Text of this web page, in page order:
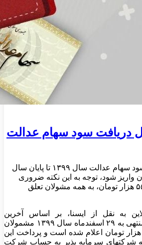
دریافت سود سهام عدالت
در حالی که قرار است سود سهام عدالت سال ۱۳۹۹ تا پایان سال
شود، توجه به این نکته ضروری
است که مبلغ اعلامی ۵۵۰ هزار تومان، به همه مشولان تعلق
به نقل از ایسنا، بر اساس آخرین
محاسبات، سود سهام منتهی به ۲۹ اسفندماه سال ۱۳۹۹ مشمولان
سهام عدالت حدود ۵۵۰ هزار تومان اعلام شده است و پرداخت این
شرکتهای سرمایه پذیر به حساب شرکت